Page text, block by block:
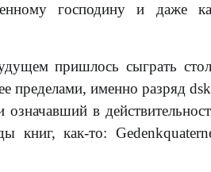
господину и даже
пришлось сыграть
пределами, именно разряд
в
книг, как-то: